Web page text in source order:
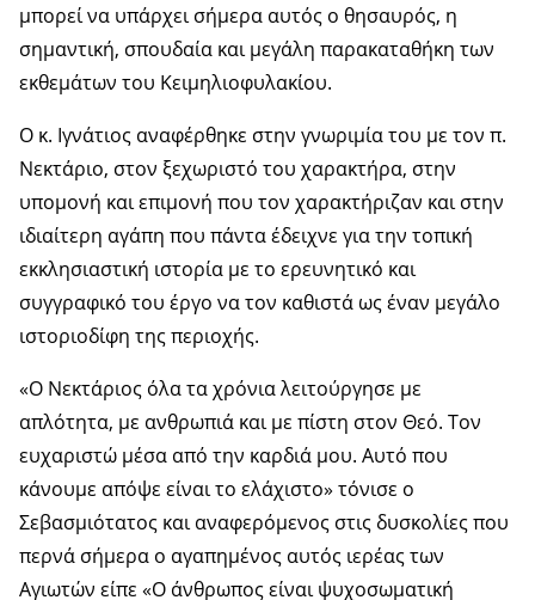
μπορεί να υπάρχει σήμερα αυτός ο θησαυρός, η
σημαντική, σπουδαία και μεγάλη παρακαταθήκη των
εκθεμάτων του Κειμηλιοφυλακίου.
Ο κ. Ιγνάτιος αναφέρθηκε στην γνωριμία του με τον π.
Νεκτάριο, στον ξεχωριστό του χαρακτήρα, στην
υπομονή και επιμονή που τον χαρακτήριζαν και στην
ιδιαίτερη αγάπη που πάντα έδειχνε για την τοπική
εκκλησιαστική ιστορία με το ερευνητικό και
συγγραφικό του έργο να τον καθιστά ως έναν μεγάλο
ιστοριοδίφη της περιοχής.
«Ο Νεκτάριος όλα τα χρόνια λειτούργησε με
απλότητα, με ανθρωπιά και με πίστη στον Θεό. Τον
ευχαριστώ μέσα από την καρδιά μου. Αυτό που
κάνουμε απόψε είναι το ελάχιστο» τόνισε ο
Σεβασμιότατος και αναφερόμενος στις δυσκολίες που
περνά σήμερα ο αγαπημένος αυτός ιερέας των
Αγιωτών είπε «Ο άνθρωπος είναι ψυχοσωματική